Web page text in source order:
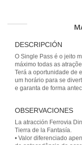
DESCRIPCIÓN
O Single Pass é o jeito
máximo todas as
Terá a oportunidade de
um horário para se
e garanta de forma
OBSERVACIONES
La atracción Ferrovia
Tierra de la Fantasía.
• Valor diferenciado